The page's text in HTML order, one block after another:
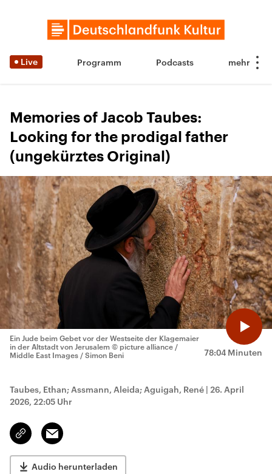
Live Programm Podcasts
Memories of Jacob Taubes:
Looking for the prodigal father
(ungekürztes Original)
78:04 Minuten
Ein Jude beim Gebet vor der Westseite der Klagemaier
in der Altstadt von Jerusalem © picture alliance /
Middle East Images / Simon Beni
Taubes, Ethan; Assmann, Aleida; Aguigah, René | 26. April
2026, 22:05 Uhr
Link
kopieren/teilen
Email
Audio herunterladen